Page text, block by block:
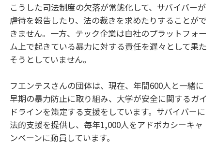
こうした司法制度の欠落が常態化して、サバイバーが
虐待を報告したり、法の裁きを求めたりすることがで
きません。一方、テック企業は自社のプラットフォー
ム上で起きている暴力に対する責任を遅々として果た
そうとしていません。
フエンテスさんの団体は、現在、年間600人と一緒に
早期の暴力防止に取り組み、大学が安全に関するガイ
ドラインを策定する支援をしています。サバイバーに
法的支援を提供し、毎年1,000人をアドボカシーキャ
ンペーンに動員しています。